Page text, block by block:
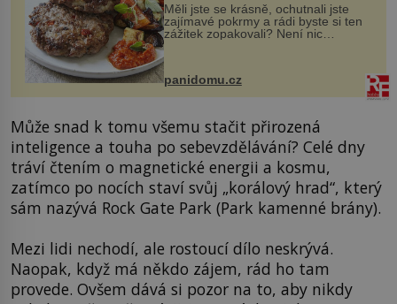
Měli jste se krásně, ochutnali jste
zajímavé pokrmy a rádi byste si ten
zážitek zopakovali? Není nic
snazšího. Pljeskavica (10 porcí)
Možná jste ji ochutnali na dovolené v
panidomu.cz
Může snad k tomu všemu stačit přirozená
inteligence a touha po sebevzdělávání? Celé dny
tráví čtením o magnetické energii a kosmu,
zatímco po nocích staví svůj „korálový hrad“, který
sám nazývá Rock Gate Park (Park kamenné brány).
Mezi lidi nechodí, ale rostoucí dílo neskrývá.
Naopak, když má někdo zájem, rád ho tam
provede. Ovšem dává si pozor na to, aby nikdy